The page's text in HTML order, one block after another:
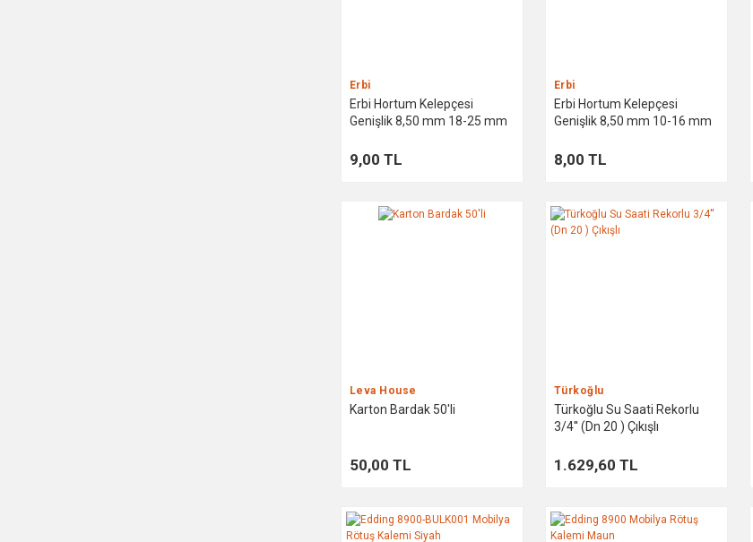
Erbi
Erbi Hortum Kelepçesi
Genişlik 8,50 mm 18-25 mm
9,00 TL
Erbi
Erbi Hortum Kelepçesi
Genişlik 8,50 mm 10-16 mm
8,00 TL
Leva House
Karton Bardak 50'li
50,00 TL
Türkoğlu
Türkoğlu Su Saati Rekorlu
3/4'' (Dn 20 ) Çıkışlı
1.629,60 TL